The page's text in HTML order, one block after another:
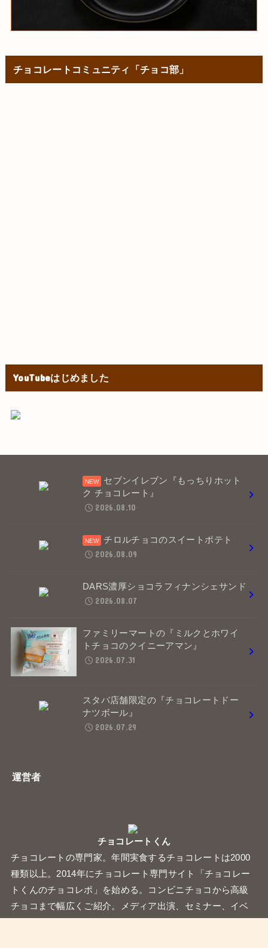
チョコレートコミュニティ「チョコ部」
YouTubeはじめました
セブンイレブン『もっちりホット
ク チョコレート』
2026.08.10
チロルチョコのスイートポテト
2026.08.09
DARS濃厚ショコラフィナンシェサンド
2026.08.07
ファミリーマートの『ミルクとホワイ
トチョコのクイニーアマン』
2026.07.31
スタバ店舗限定の『チョコレートドー
ナツボール』
2026.07.29
運営者
チョコレートくん
チョコレートの専門家。年間実食するチョコレートは2000
種類以上。2014年にチョコレート専門サイト「チョコレー
トくんのチョコレポ」を始める。コンビニチョコから高級
チョコまで幅広くご紹介。メディア出演、セミナー、イベ